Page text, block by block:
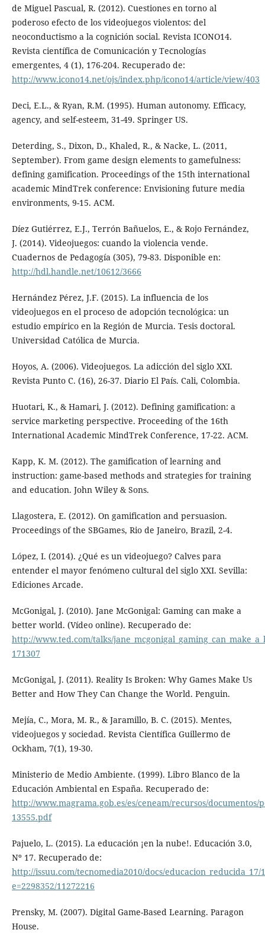
de Miguel Pascual, R. (2012). Cuestiones en torno al
poderoso efecto de los videojuegos violentos: del
neoconductismo a la cognición social. Revista ICONO14.
Revista científica de Comunicación y Tecnologías
emergentes, 4 (1), 176-204. Recuperado de:
http://www.icono14.net/ojs/index.php/icono14/article/view/403
Deci, E.L., & Ryan, R.M. (1995). Human autonomy. Efficacy,
agency, and self-esteem, 31-49. Springer US.
Deterding, S., Dixon, D., Khaled, R., & Nacke, L. (2011,
September). From game design elements to gamefulness:
defining gamification. Proceedings of the 15th international
academic MindTrek conference: Envisioning future media
environments, 9-15. ACM.
Díez Gutiérrez, E.J., Terrón Bañuelos, E., & Rojo Fernández,
J. (2014). Videojuegos: cuando la violencia vende.
Cuadernos de Pedagogía (305), 79-83. Disponible en:
http://hdl.handle.net/10612/3666
Hernández Pérez, J.F. (2015). La influencia de los
videojuegos en el proceso de adopción tecnológica: un
estudio empírico en la Región de Murcia. Tesis doctoral.
Universidad Católica de Murcia.
Hoyos, A. (2006). Videojuegos. La adicción del siglo XXI.
Revista Punto C. (16), 26-37. Diario El País. Cali, Colombia.
Huotari, K., & Hamari, J. (2012). Defining gamification: a
service marketing perspective. Proceeding of the 16th
International Academic MindTrek Conference, 17-22. ACM.
Kapp, K. M. (2012). The gamification of learning and
instruction: game-based methods and strategies for training
and education. John Wiley & Sons.
Llagostera, E. (2012). On gamification and persuasion.
Proceedings of the SBGames, Rio de Janeiro, Brazil, 2-4.
López, I. (2014). ¿Qué es un videojuego? Calves para
entender el mayor fenómeno cultural del siglo XXI. Sevilla:
Ediciones Arcade.
McGonigal, J. (2010). Jane McGonigal: Gaming can make a
better world. (Vídeo online). Recuperado de:
http://www.ted.com/talks/
171307
McGonigal, J. (2011). Reality Is Broken: Why Games Make Us
Better and How They Can Change the World. Penguin.
Mejía, C., Mora, M. R., & Jaramillo, B. C. (2015). Mentes,
videojuegos y sociedad. Revista Científica Guillermo de
Ockham, 7(1), 19-30.
Ministerio de Medio Ambiente. (1999). Libro Blanco de la
Educación Ambiental en España. Recuperado de:
http://www.magrama.gob.es/es/ceneam/recursos/documentos/
13555.pdf
Pajuelo, L. (2015). La educación ¡en la nube!. Educación 3.0,
Nº 17. Recuperado de:
http://issuu.com/tecnomedia2010/docs/educacion_reducida_17/
e=2298352/11272216
Prensky, M. (2007). Digital Game-Based Learning. Paragon
House.